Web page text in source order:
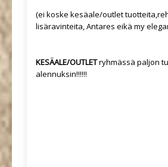
(ei koske kesäale/outlet
lisäravinteita, Antares eikä my
KESÄALE/OUTLETryhmässä paljon
alennuksin!!!!!!